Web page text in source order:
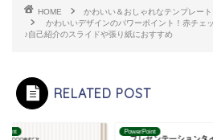
HOME かわいい＆おしゃれなテンプレート
かわいいデザインのパワーポイント！赤チェ
♪自己紹介のスライドや張り紙におすすめ
RELATED POST
PowerPoint